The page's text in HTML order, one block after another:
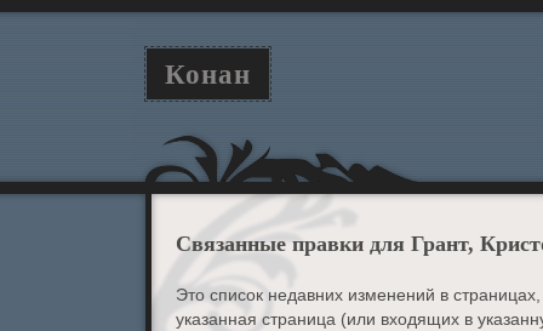
Конан
Связанные правки для Грант,
Это список недавних изменений в
указанная страница (или входящих в